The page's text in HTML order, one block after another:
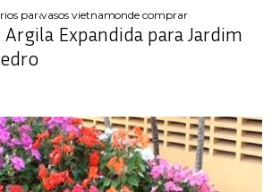
para jardins
vasos vietnamitas para jardim
onde comprar argila
Expandida para Jardim